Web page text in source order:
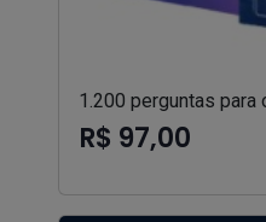
1.200 perguntas
R$ 97,00